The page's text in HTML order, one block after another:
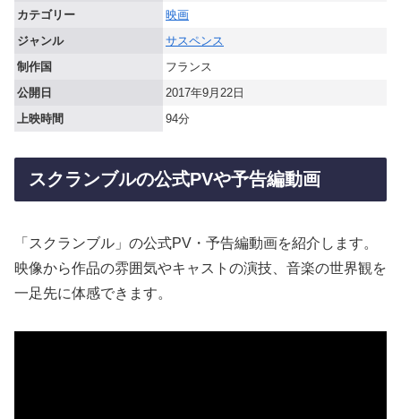
カテゴリー
映画
ジャンル
サスペンス
制作国
フランス
公開日
2017年9月22日
上映時間
94分
スクランブルの公式PVや予告編動画
「スクランブル」の公式PV・予告編動画を紹介します。
映像から作品の雰囲気やキャストの演技、音楽の世界観を
一足先に体感できます。